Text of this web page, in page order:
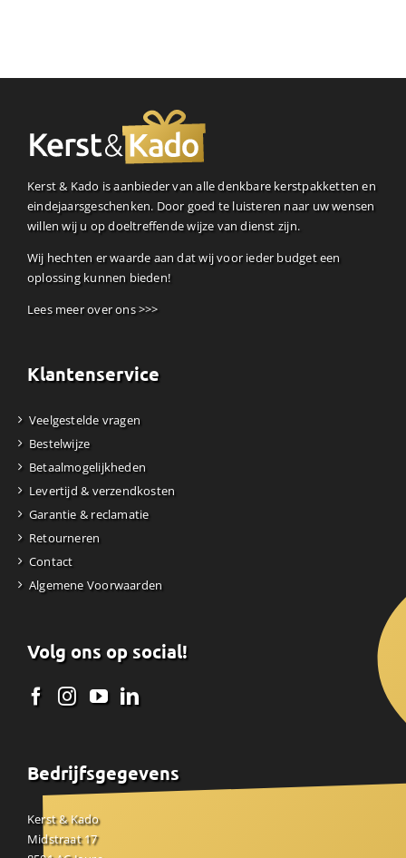
Kerst & Kado is aanbieder van alle denkbare kerstpakketten en
eindejaarsgeschenken. Door goed te luisteren naar uw wensen
willen wij u op doeltreffende wijze van dienst zijn.
Wij hechten er waarde aan dat wij voor ieder budget een
oplossing kunnen bieden!
Lees meer over ons >>>
Klantenservice
Veelgestelde vragen
Bestelwijze
Betaalmogelijkheden
Levertijd & verzendkosten
Garantie & reclamatie
Retourneren
Contact
Algemene Voorwaarden
Volg ons op social!
Bedrijfsgegevens
Kerst & Kado
Midstraat 17